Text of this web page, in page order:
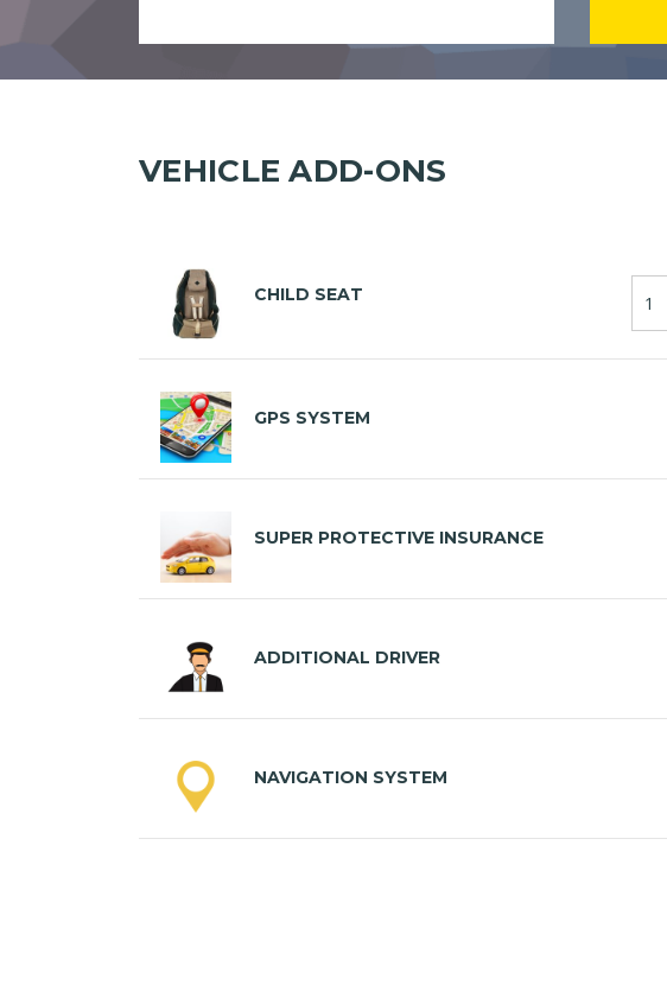
VEHICLE ADD-ONS
CHILD SEAT
GPS SYSTEM
SUPER PROTECTIVE INSURANCE
ADDITIONAL DRIVER
NAVIGATION SYSTEM